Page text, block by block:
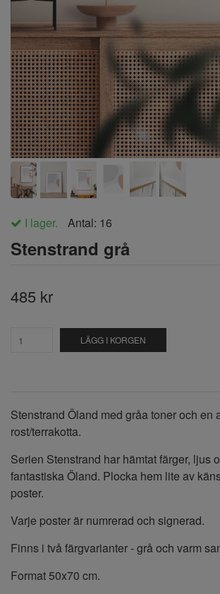
I lager. Antal: 16
Stenstrand grå
485 kr
LÄGG I KORGEN
Stenstrand Öland med gråa toner och en
rost/terrakotta.
Serien Stenstrand har hämtat färger, ljus
fantastiska Öland. Plocka hem lite av
poster.
Varje poster är numrerad och signerad.
Finns i två färgvarianter - grå och varm
Format 50x70 cm.